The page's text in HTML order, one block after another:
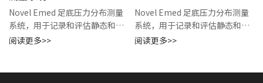
Novel Emed 足底压力分布测量
系统，用于记录和评估静态和动
态条件下脚部的压力分布
阅读更多>>
Novel Emed 足底压力分布测量
系统，用于记录和评估静态和动
态条件下脚部的压力分布
阅读更多>>